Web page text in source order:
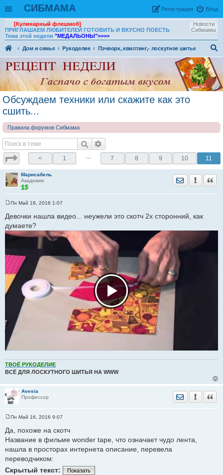
СИБМАМА Вход
Рeгиcтpaция
Новости
Сибмамы
[Кулинарный флешмоб]
ПРИГЛАШАЕМ ЛЮБИТЕЛЕЙ ГОТОВИТЬ И ВКУСНО ПОЕСТЬ
Тема этой недели "МЕДАЛЬОНЫ">>>>
Дом и семья Рукоделие
Пэчворк, квилтинг,- лоскутное шитье
ск
Обсуждаем техники или скажите как это
сшить...
Правила форумов Сибмама
< 1 … 7 8 9 10 11
Марисабель
Академик
Отправить
о
б
щ
е
е
Пн Май 16, 2016 1:07
Девочки нашла видео... неужели это скотч 2х сторонний, как
думаете?
ТВОЁ РУКОДЕЛИЕ
ВСЁ ДЛЯ ЛОСКУТНОГО ШИТЬЯ НА WWW
Avesia
Профессор
Отправить
о
б
е
н
е
Пн Май 16, 2016 9:07
Да, похоже на скотч
Название в фильме wonder tape, что означает чудо лента,
нашла в просторах интернета описание, перевела
переводчиком:
Скрытый текст:
Показать